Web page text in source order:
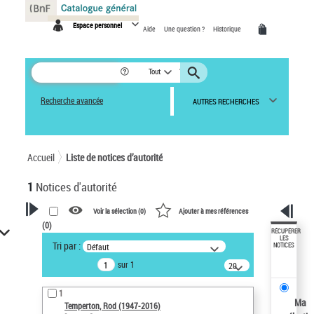
Espace personnel Aide Une question ? Historique
Tout
Recherche avancée AUTRES RECHERCHES
Accueil Liste de notices d’autorité
1 Notices d'autorité
VOTRE RECHERCHE
Recherche avancée dans les
notices d’autorité
Œuvres liées à l'auteur :
Temperton, Rod (1947-2016)
Voir la sélection (0) Ajouter à mes références
(0)
Tri par : Défaut
sur 1
20
résultats/page
1
Temperton, Rod (1947-2016)
RÉCUPÉRER
LES
NOTICES
Ma
Panneau de gestion des cookies